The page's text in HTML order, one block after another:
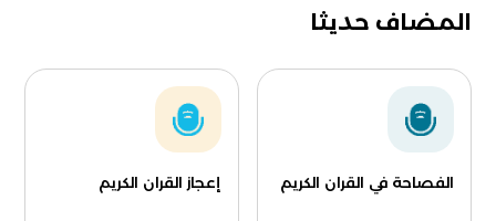
المضاف حديثا
الفصاحة في القران الكريم إعجاز القران الكريم